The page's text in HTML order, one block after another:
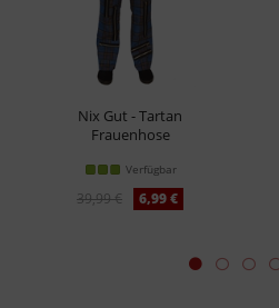
Nix Gut - Tartan
Frauenhose
Verfügbar
39,99 € 6,99 €